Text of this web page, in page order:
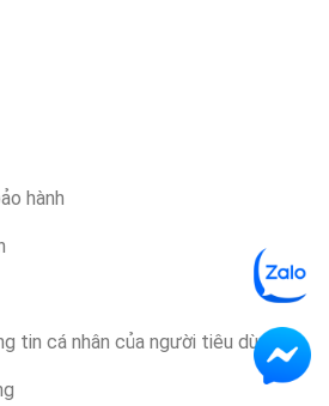
hành
tin cá nhân của người tiêu dùng